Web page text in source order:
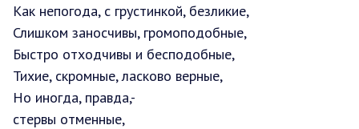
Как непогода, с грустинкой, безликие,
Слишком заносчивы, громоподобные,
Быстро отходчивы и бесподобные,
Тихие, скромные, ласково верные,
Но иногда, правда,-
стервы отменные,